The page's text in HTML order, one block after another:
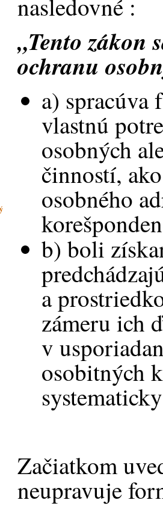
nasledovné :
„Tento zákon
ochranu
a) spracúva
vlastnú
osobných
činností,
osobného
b) boli
a
zámeru ich
v
osobitných
Začiatkom
neupravuje